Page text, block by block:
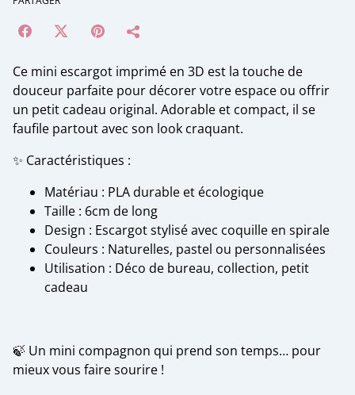
Ce mini escargot imprimé en 3D est la touche de
douceur parfaite pour décorer votre espace ou offrir
un petit cadeau original. Adorable et compact, il se
faufile partout avec son look craquant.
✨ Caractéristiques :
Matériau : PLA durable et écologique
Taille : 6cm de long
Design : Escargot stylisé avec coquille en spirale
Couleurs : Naturelles, pastel ou personnalisées
Utilisation : Déco de bureau, collection, petit
cadeau
🍃 Un mini compagnon qui prend son temps… pour
mieux vous faire sourire !